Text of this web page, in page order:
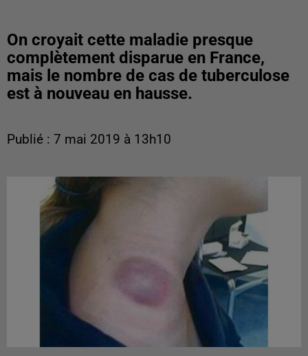
On croyait cette maladie presque
complètement disparue en France,
mais le nombre de cas de tuberculose
est à nouveau en hausse.
Publié : 7 mai 2019 à 13h10